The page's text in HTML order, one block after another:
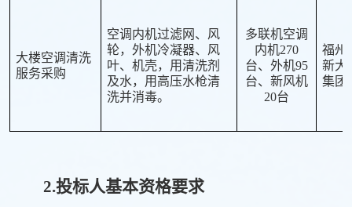
大楼空调清洗
服务采购
空调内机过滤网、风
轮，外机冷凝器、风
叶、机壳，用清洗剂
及水，用高压水枪清
洗并消毒。
多联机空调
内机270
台、外机95
台、新风机
20台
福州
新大
集团
2.投标人基本资格要求